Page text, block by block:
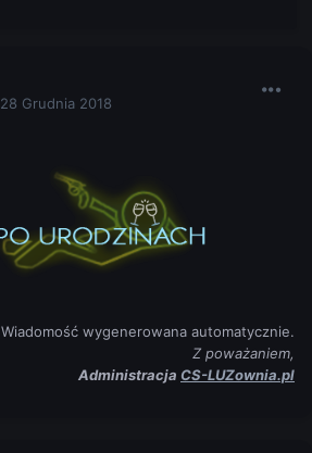
28 Grudnia 2018
Wiadomość wygenerowana automatycznie.
Z poważaniem,
Administracja CS-LUZownia.pl